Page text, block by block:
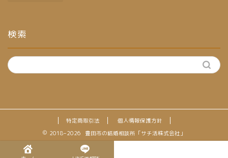
検索
特定商取引法
個人情報保護方針
2018–2026 豊田市の結婚相談所「サチ活株式会社」